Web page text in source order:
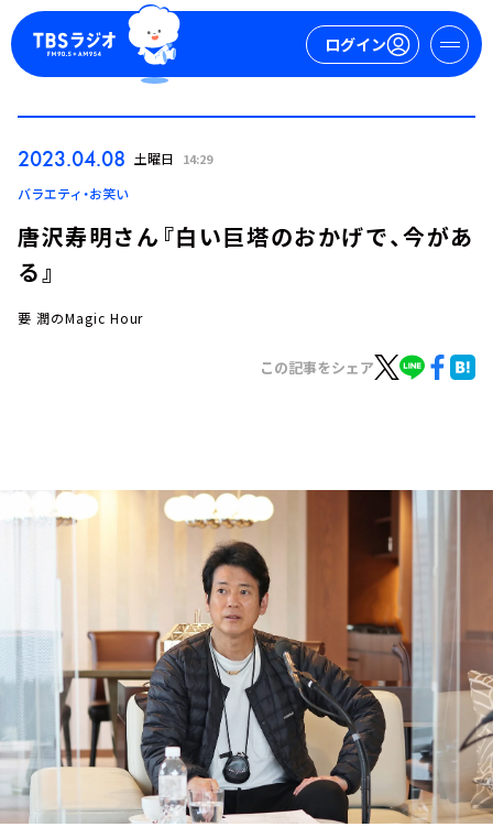
ログイン
ログイン
お知らせ
イベント・グッズ
2023.04.08 土曜日 14:29
バラエティ・お笑い
唐沢寿明さん『白い巨塔のおかげで、今があ
る』
要 潤のMagic Hour
この記事をシェア